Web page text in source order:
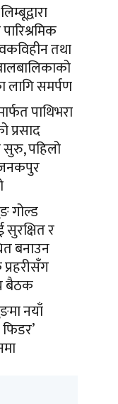
तथा
लागि समर्पण
पाथिभरा
प्रसाद
पहिलो
गोल्ड
र
बनाउन
प्रहरीसँग
बैठक
नयाँ
फिडर’